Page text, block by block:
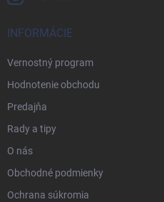
INFORMÁCIE
Vernostný program
Hodnotenie obchodu
Predajňa
Rady a tipy
O nás
Obchodné podmienky
Ochrana súkromia